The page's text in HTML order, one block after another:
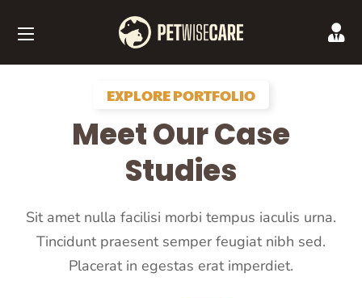
EXPLORE PORTFOLIO
Meet Our Case
Studies
Sit amet nulla facilisi morbi tempus iaculis urna.
Tincidunt praesent semper feugiat nibh sed.
Placerat in egestas erat imperdiet.